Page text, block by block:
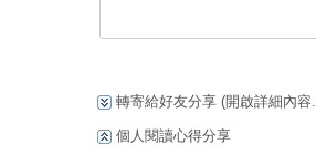
轉寄給好友分享 (開啟詳細內容
個人閱讀心得分享